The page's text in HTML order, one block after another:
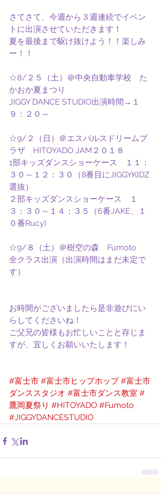
さてさて、今週から３週連続でイベン
トに出演させていただきます！
夏を最後まで駆け抜けよう！！楽しみ
ー！！
☆8/２５（土）＠中央自動車学校　た
かおか夏まつり
JIGGY DANCE STUDIO出演時間→１
９：２０～
☆9/２（日）＠エスパルスドリームプ
ラザ　HITOYADO JAM２０１８
1部キッズダンスショーケース　１１：
３０～１２：３０（8番目にJIGGYKIDZ
選抜）
２部キッズダンスショーケース　１
３：３０～１４：３５（6番JAKE、１
０番Rucy)
☆9/８（土）＠樹空の森　Fumoto
全クラス出演（出演時間はまだ未定で
す）
お時間がございましたら是非遊びにい
らしてくださいね！
ご父兄の皆様もお忙しいことと存じま
すが、宜しくお願いいたします！
#富士市 #富士市ヒップホップ #富士市
ダンススタジオ #富士市ダンス教室 #
鷹岡夏祭り #HITOYADO #Fumoto
#JIGGYDANCESTUDIO